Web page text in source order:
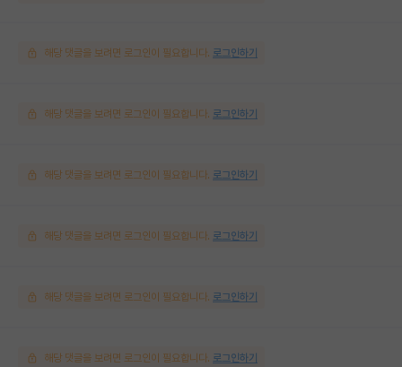
해당 댓글을 보려면 로그인이 필요합니다. 로그인하기
해당 댓글을 보려면 로그인이 필요합니다. 로그인하기
해당 댓글을 보려면 로그인이 필요합니다. 로그인하기
해당 댓글을 보려면 로그인이 필요합니다. 로그인하기
해당 댓글을 보려면 로그인이 필요합니다. 로그인하기
해당 댓글을 보려면 로그인이 필요합니다. 로그인하기